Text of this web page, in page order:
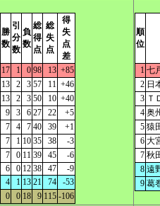
勝
数
引
分
数
負
数
総
得
点
総
失
点
得
失
点
差
17 1 0 98 13 +85
13 2 3 57 11 +46
13 2 3 50 10 +40
9 3 6 27 22
+5
7 4 7 40 39
+1
7 1 10 35 38
-3
7 0 11 39 45
-6
6 0 12 38 47
-9
4 1 13 21 74
-53
0 0 18 9 115 -106
順
位
1 七
2 日
3 Ｔ
4 奥
5 猿
6 大
7 秋
8 遠
9 葛